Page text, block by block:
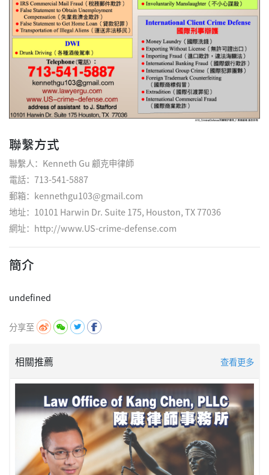
聯繫方式
聯繫人：Kenneth Gu 顧克申律師
電話：713-541-5887
郵箱：kennethgu103@gmail.com
地址：10101 Harwin Dr. Suite 175, Houston, TX 77036
網址： http://www.US-crime-defense.com
簡介
分享至
相關推薦 查看更多